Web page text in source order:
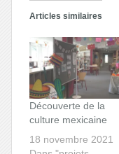
Articles similaires
Découverte de la
culture mexicaine
18 novembre 2021